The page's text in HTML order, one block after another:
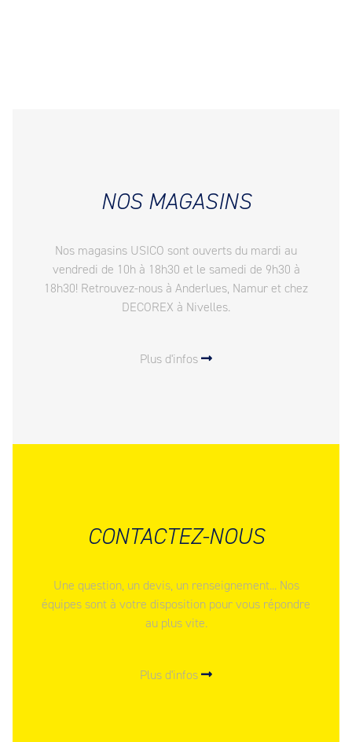
NOS MAGASINS
Nos magasins USICO sont ouverts du mardi au
vendredi de 10h à 18h30 et le samedi de 9h30 à
18h30! Retrouvez-nous à Anderlues, Namur et chez
DECOREX à Nivelles.
Plus d'infos
CONTACTEZ-NOUS
Une question, un devis, un renseignement... Nos
équipes sont à votre disposition pour vous répondre
au plus vite.
Plus d'infos